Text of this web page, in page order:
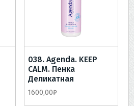
038. Agenda. KEEP
CALM. Пенка
Деликатная
1600,00₽